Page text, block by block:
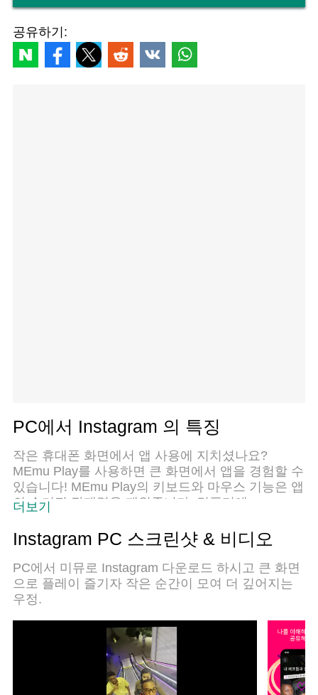
공유하기:
PC에서 Instagram 의 특징
작은 휴대폰 화면에서 앱 사용에 지치셨나요?
MEmu Play를 사용하면 큰 화면에서 앱을 경험할 수
있습니다! MEmu Play의 키보드와 마우스 기능은 앱
의 숨겨진 잠재력을 깨워줍니다. 컴퓨터에
이나 과열 걱정 없이 좋아하는 앱을 즐길 수 있습니
다. MEmu Play를 사용하면 컴퓨터에서 앱을 쉽게
사용할 수 있으며, 언제나 고품질 경험을 보장합니
다!
더보기
Instagram PC 스크린샷 & 비디오
PC에서 미뮤로 Instagram 다운로드 하시고 큰 화면
으로 플레이 즐기자 작은 순간이 모여 더 깊어지는
우정.